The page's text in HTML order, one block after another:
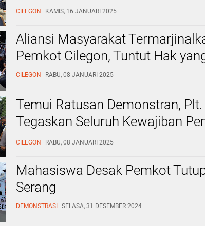
Madrasah
CILEGON KAMIS, 16 JANUARI 2025
Aliansi Masyarakat
Pemkot Cilegon, Tuntut Hak
CILEGON RABU, 08 JANUARI 2025
Temui Ratusan Demonstran, Plt.
Tegaskan Seluruh Kewajiban
akan Dibayarkan di Tahun 2025
CILEGON RABU, 08 JANUARI 2025
Mahasiswa Desak Pemkot
Serang
DEMONSTRASI SELASA, 31 DESEMBER 2024